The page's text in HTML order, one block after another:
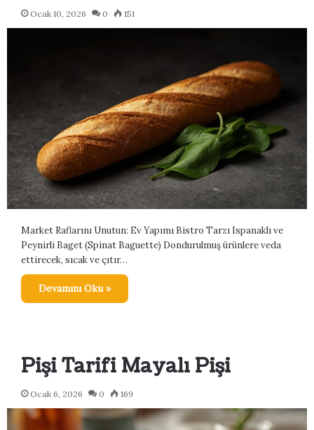
Ocak 10, 2026 0 151
Market Raflarını Unutun: Ev Yapımı Bistro Tarzı Ispanaklı ve
Peynirli Baget (Spinat Baguette) Dondurulmuş ürünlere veda
ettirecek, sıcak ve çıtır…
Devamını Oku »
Pişi Tarifi Mayalı Pişi
Ocak 6, 2026 0 169